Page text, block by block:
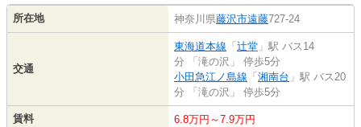
所在地 神奈川県藤沢市遠藤727-24
交通
東海道本線 「 辻堂 」駅 バス14
分 「滝の沢」 停歩5分
小田急江ノ島線 「 湘南台 」駅 バス20
分 「滝の沢」 停歩5分
賃料 6.8万円～7.9万円